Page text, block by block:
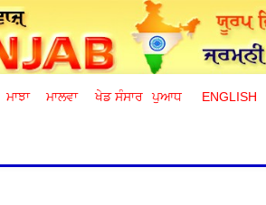
ਮਾਝਾ ਮਾਲਵਾ ਖੇਡ ਸੰਸਾਰ ਪੁਆਧ ENGLISH